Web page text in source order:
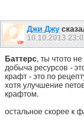
Джи Джу
10.10.2013
Баттерс, ты чтото
добыча ресурсов -
крафт - это по
хотя улучшение
крафтом.
остальное скорее к